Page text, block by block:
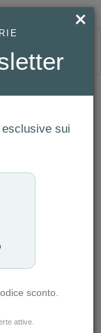
×
sui
sconto.
attive.